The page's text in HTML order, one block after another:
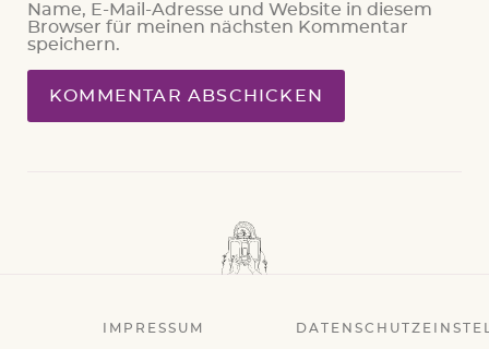
Name, E-Mail-Adresse und Website in diesem
Browser für meinen nächsten Kommentar
speichern.
IMPRESSUM